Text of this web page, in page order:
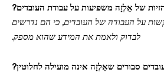
של אֵלְזָה משפיעות על עבודת העובדים?
על העבודה של העובדים, כי הם נדרשים
לבדוק ולאמת את המידע שהוא מספק.
סבורים שאֵלְזָה אינה מועילה לחלוטין?